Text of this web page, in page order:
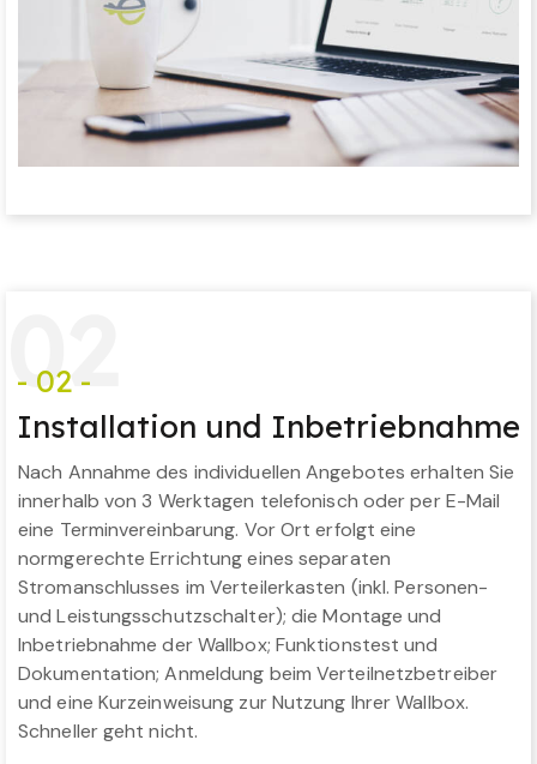
02
- 02 -
Installation und Inbetriebnahme
Nach Annahme des individuellen Angebotes erhalten Sie
innerhalb von 3 Werktagen telefonisch oder per E-Mail
eine Terminvereinbarung. Vor Ort erfolgt eine
normgerechte Errichtung eines separaten
Stromanschlusses im Verteilerkasten (inkl. Personen-
und Leistungsschutzschalter); die Montage und
Inbetriebnahme der Wallbox; Funktionstest und
Dokumentation; Anmeldung beim Verteilnetzbetreiber
und eine Kurzeinweisung zur Nutzung Ihrer Wallbox.
Schneller geht nicht.